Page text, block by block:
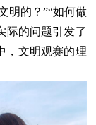
明的？”“如何做
际的问题引发了
，文明观赛的理